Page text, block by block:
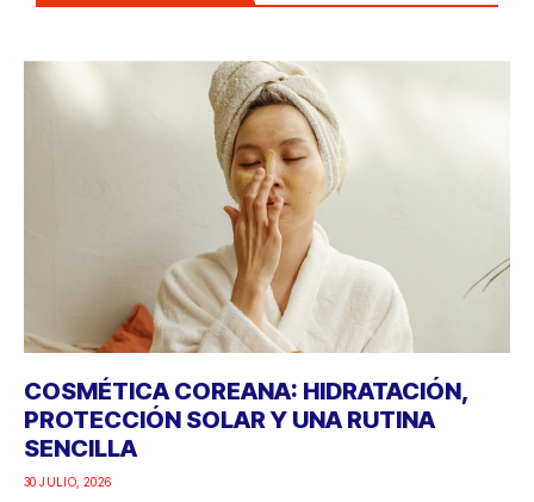
COSMÉTICA COREANA: HIDRATACIÓN,
PROTECCIÓN SOLAR Y UNA RUTINA
SENCILLA
30 JULIO, 2026